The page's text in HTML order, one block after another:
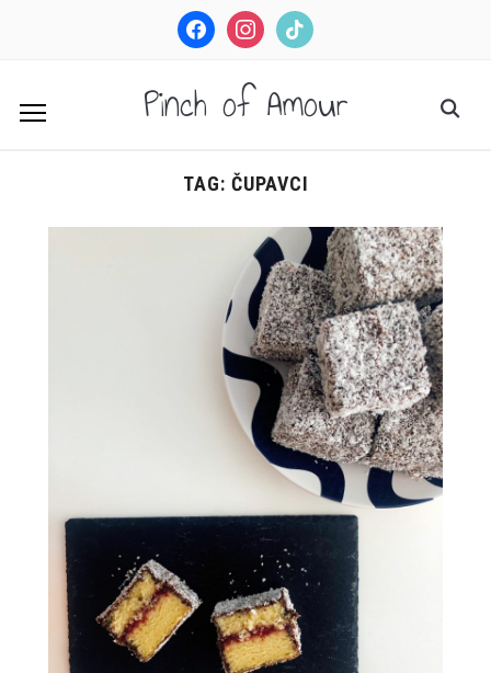
facebookinstagramtiktok
Pinch of Amour
TAG: ČUPAVCI